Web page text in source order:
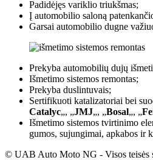
Padidėjęs variklio triukšmas;
Į automobilio saloną
Garsai automobilio dugne
Prekyba automobilių dujų
Išmetimo sistemos remontas;
Prekyba duslintuvais;
Sertifikuoti katalizatoriai bei
Catalyc„, „JMJ„, „Bosal„, „
Išmetimo sistemos tvirtinimo
gumos, sujungimai, apkabos ir
© UAB Auto Moto NG - Visos teisės